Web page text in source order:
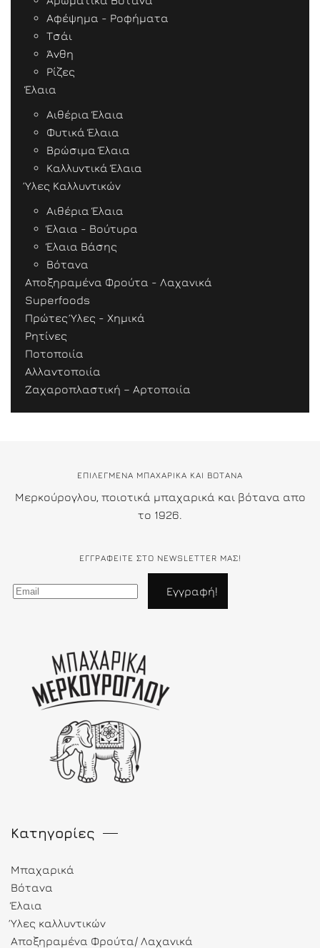
Αφέψημα - Ροφήματα
Τσάι
Άνθη
Ρίζες
Έλαια
Αιθέρια Έλαια
Φυτικά Έλαια
Βρώσιμα Έλαια
Καλλυντικά Έλαια
Ύλες Καλλυντικών
Αιθέρια Έλαια
Έλαια - Βούτυρα
Έλαια Βάσης
Βότανα
Αποξηραμένα Φρούτα - Λαχανικά
Superfoods
Πρώτες Ύλες - Χημικά
Ρητίνες
Ποτοποιία
Αλλαντοποιία
Ζαχαροπλαστική – Αρτοποιία
ΕΠΙΛΕΓΜΕΝΑ ΜΠΑΧΑΡΙΚΑ ΚΑΙ ΒΟΤΑΝΑ
Μερκούρογλου, ποιοτικά μπαχαρικά και βότανα απο
το 1926.
ΕΓΓΡΑΦΕΊΤΕ ΣΤΟ NEWSLETTER ΜΑΣ!
Κατηγορίες
Μπαχαρικά
Βότανα
Έλαια
Ύλες καλλυντικών
Αποξηραμένα Φρούτα/ Λαχανικά